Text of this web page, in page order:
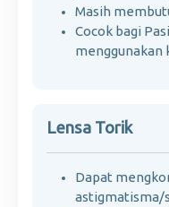
Masih
Cocok bagi
menggunakan
Lensa Torik
Dapat
astigmatisma/